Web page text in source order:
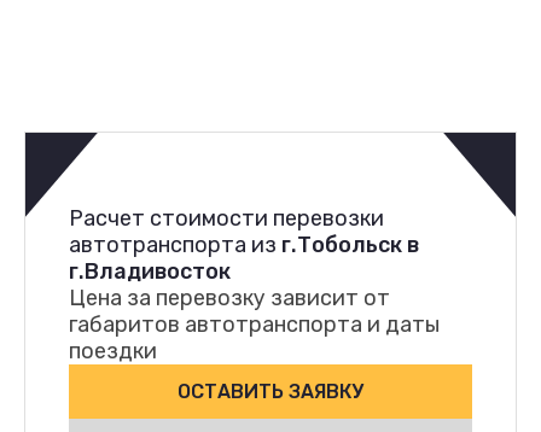
Расчет стоимости перевозки
автотранспорта из г.Тобольск в
г.Владивосток
Цена за перевозку зависит от
габаритов автотранспорта и даты
поездки
ОСТАВИТЬ ЗАЯВКУ